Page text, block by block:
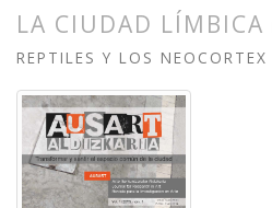
LA CIUDAD LÍMBICA
REPTILES Y LOS NEOCORTEX